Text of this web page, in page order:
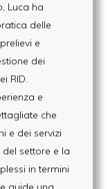
Luca ha
delle
e
dei
RID.
e
che
e dei servizi
settore e la
in termini